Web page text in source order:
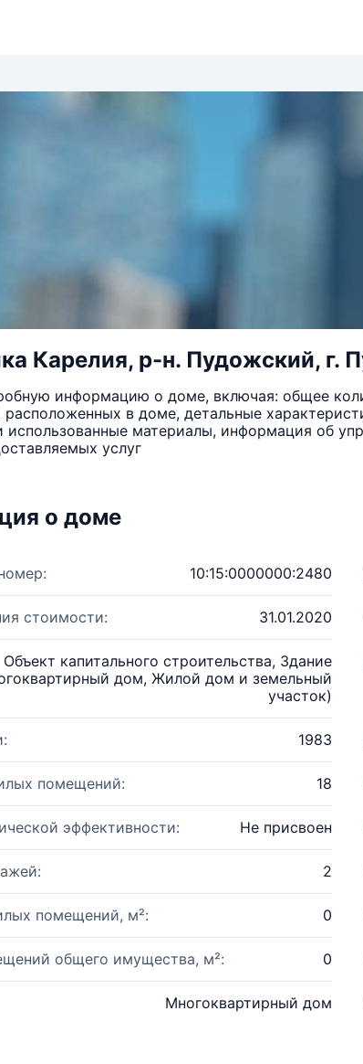
Карелия, р-н. Пудожский, г.
информацию о доме, включая: общее
в доме, детальные
использованные материалы, информация об
услуг
о доме
10:15:0000000:2480
стоимости: 31.01.2020
Объект капитального строительства, Здание
дом, Жилой дом и земельный
участок)
1983
помещений: 18
эффективности: Не присвоен
2
помещений, м²: 0
общего имущества, м²: 0
Многоквартирный дом